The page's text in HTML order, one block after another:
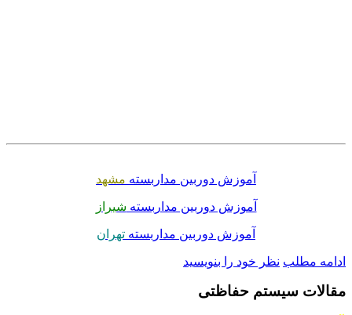
آموزش دوربین مداربستهمشهد
آموزش دوربین مداربستهشیراز
آموزش دوربین مداربستهتهران
مطلب نظر خود را بنویسید
سیستم حفاظتی